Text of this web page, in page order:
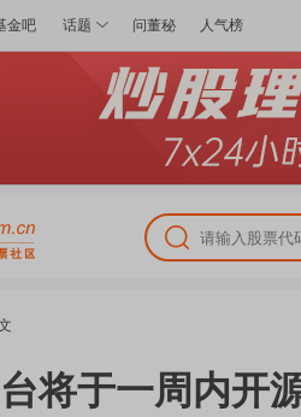
金吧 话题 问董秘 人气榜
将于一周内开